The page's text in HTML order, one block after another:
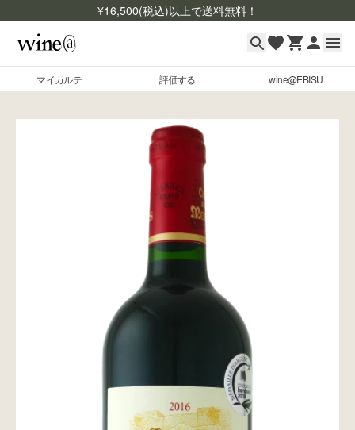
¥16,500(税込)以上で送料無料！
マイカルテ 評価する wine@EBISU
マイカルテ